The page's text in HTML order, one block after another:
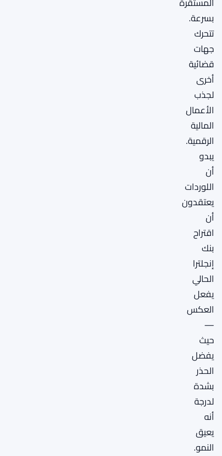
بسرعة.
تتحرك
جهات
قضائية
أخرى
لجذب
الأعمال
المالية
الرقمية.
يبدو
أن
اللوردات
يعتقدون
أن
اقتراح
بنك
إنجلترا
الحالي
يفعل
العكس
—
حيث
يفضل
الحذر
بشدة
لدرجة
أنه
يعيق
النمو.